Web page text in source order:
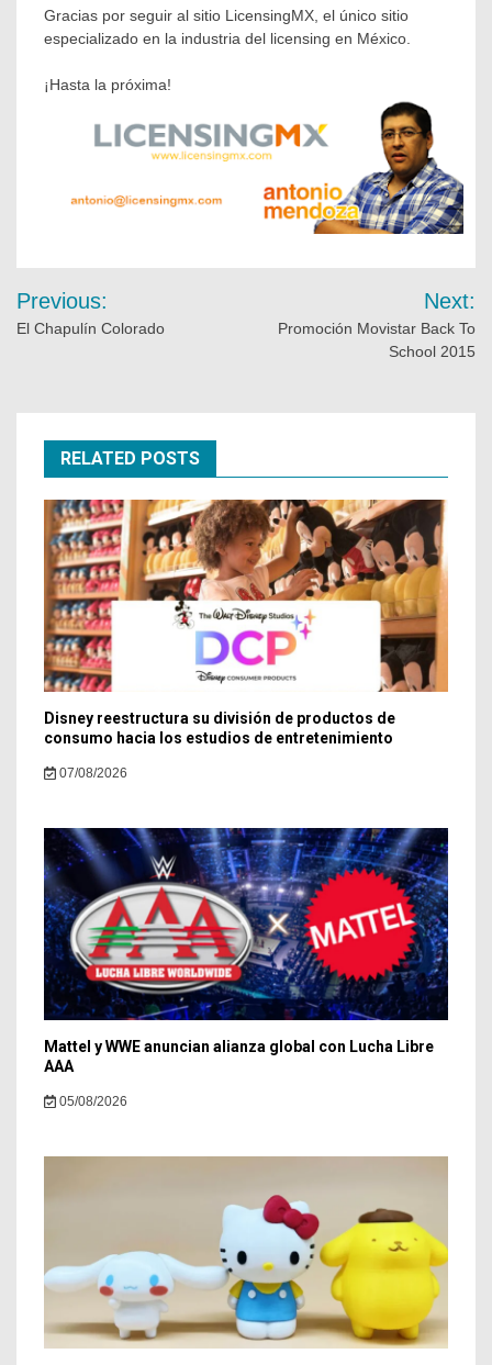
Gracias por seguir al sitio LicensingMX, el único sitio
especializado en la industria del licensing en México.
¡Hasta la próxima!
Previous:
El Chapulín Colorado
Next:
Promoción Movistar Back To
School 2015
RELATED POSTS
Disney reestructura su división de productos de
consumo hacia los estudios de entretenimiento
07/08/2026
Mattel y WWE anuncian alianza global con Lucha Libre
AAA
05/08/2026